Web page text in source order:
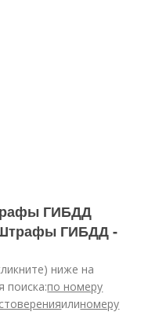
ГИБДД
ГИБДД -
ниже на
поиска:по номеру
илиномеру